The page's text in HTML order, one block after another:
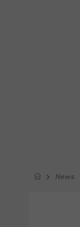
News